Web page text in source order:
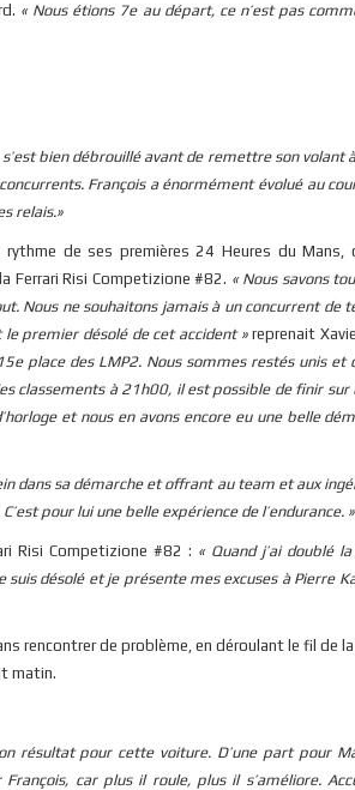
« Nous étions 7e au départ, ce n’est pas
bien débrouillé avant de remettre son volant
François a énormément évolué au
relais.»
de ses premières 24 Heures du Mans,
Ferrari Risi Competizione #82. « Nous savons
Nous ne souhaitons jamais à un concurrent de
premier désolé de cet accident »reprenait
place des LMP2. Nous sommes restés unis et
classements à 21h00, il est possible de finir sur
et nous en avons encore eu une belle
dans sa démarche et offrant au team et aux
pour lui une belle expérience de l’endurance. »
Risi Competizione #82 : « Quand j’ai doublé
désolé et je présente mes excuses à Pierre
rencontrer de problème, en déroulant le fil de
matin.
résultat pour cette voiture. D’une part pour
car plus il roule, plus il s’améliore.